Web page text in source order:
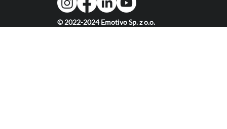
© 2022-2024 Emotivo Sp. z o.o.